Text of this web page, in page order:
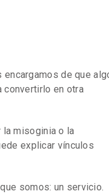
de que
convertirlo en otra
la misoginia o la
explicar vínculos
somos: un servicio.